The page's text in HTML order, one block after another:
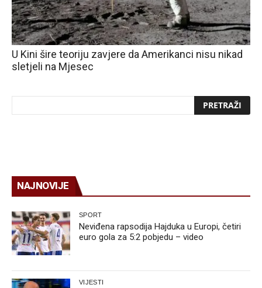
U Kini šire teoriju zavjere da Amerikanci nisu nikad
sletjeli na Mjesec
NAJNOVIJE
SPORT
Neviđena rapsodija Hajduka u Europi, četiri
euro gola za 5:2 pobjedu – video
VIJESTI